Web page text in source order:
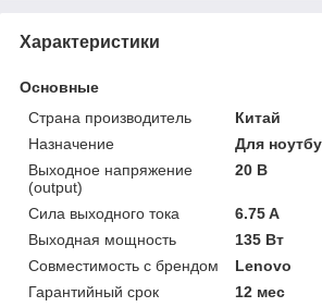
Характеристики
Основные
Страна производитель
Китай
Назначение
Для
Выходное напряжение
(output)
20 В
Сила выходного тока
6.75 A
Выходная мощность
135 Вт
Совместимость с брендом
Lenovo
Гарантийный срок
12 мес